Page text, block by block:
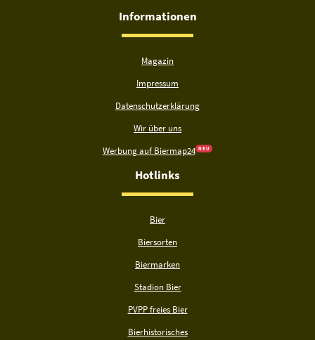
Informationen
Magazin
Impressum
Datenschutzerklärung
Wir über uns
Werbung auf Biermap24 N E U
Hotlinks
Bier
Biersorten
Biermarken
Stadion Bier
PVPP freies Bier
Bierhistorisches